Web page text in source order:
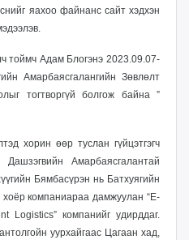
яахоо файнанс сайт хэдхэн
тоймч Адам Блогэнэ 2023.09.07-
Амарбаясгалангийн Зөвлөлт
тогтворгүй болгож байна ”
хорин өөр туслан гүйцэтгэгч
Амарбаясгалантай
Бямбасүрэн нь Батхуягийн
компаниараа дамжуулан “E-
Logistics” компанийг удирддаг.
уурхайгаас Цагаан хад,